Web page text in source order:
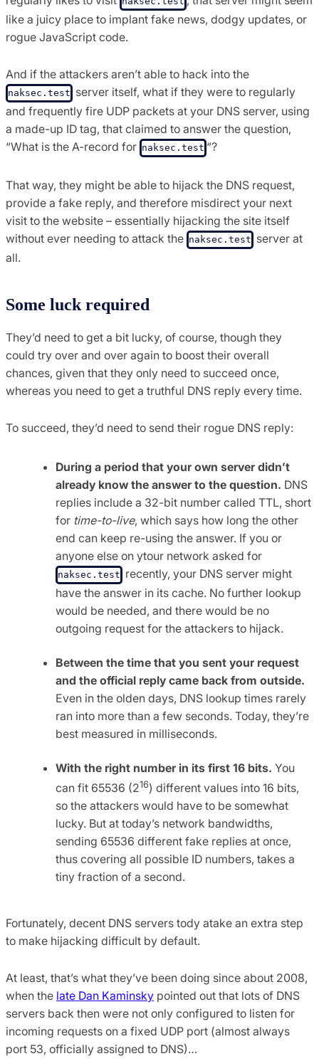
like a juicy place to implant fake news, dodgy updates, or
rogue JavaScript code.
And if the attackers aren’t able to hack into the
naksec.test server itself, what if they were to regularly
and frequently fire UDP packets at your DNS server, using
a made-up ID tag, that claimed to answer the question,
“What is the A-record for naksec.test “?
That way, they might be able to hijack the DNS request,
provide a fake reply, and therefore misdirect your next
visit to the website – essentially hijacking the site itself
without ever needing to attack the naksec.test server at
all.
Some luck required
They’d need to get a bit lucky, of course, though they
could try over and over again to boost their overall
chances, given that they only need to succeed once,
whereas you need to get a truthful DNS reply every time.
To succeed, they’d need to send their rogue DNS reply:
During a period that your own server didn’t
already know the answer to the question. DNS
replies include a 32-bit number called TTL, short
for time-to-live, which says how long the other
end can keep re-using the answer. If you or
anyone else on ytour network asked for
naksec.test recently, your DNS server might
have the answer in its cache. No further lookup
would be needed, and there would be no
outgoing request for the attackers to hijack.
Between the time that you sent your request
and the official reply came back from outside.
Even in the olden days, DNS lookup times rarely
ran into more than a few seconds. Today, they’re
best measured in milliseconds.
With the right number in its first 16 bits. You
can fit 65536 (216) different values into 16 bits,
so the attackers would have to be somewhat
lucky. But at today’s network bandwidths,
sending 65536 different fake replies at once,
thus covering all possible ID numbers, takes a
tiny fraction of a second.
Fortunately, decent DNS servers tody atake an extra step
to make hijacking difficult by default.
At least, that’s what they’ve been doing since about 2008,
when the late Dan Kaminsky pointed out that lots of DNS
servers back then were not only configured to listen for
incoming requests on a fixed UDP port (almost always
port 53, officially assigned to DNS)…